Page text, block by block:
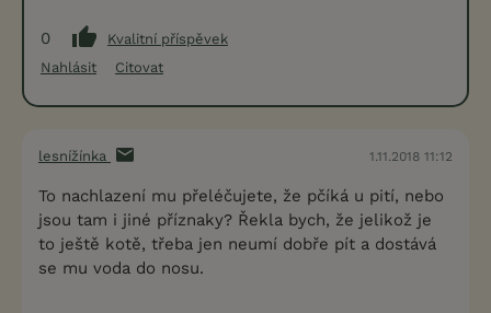
0
Kvalitní příspěvek
Nahlásit
Citovat
lesnížínka 1.11.2018 11:12
To nachlazení mu přeléčujete, že pčíká u pití, nebo
jsou tam i jiné příznaky? Řekla bych, že jelikož je
to ještě kotě, třeba jen neumí dobře pít a dostává
se mu voda do nosu.